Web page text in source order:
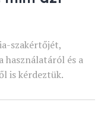
szakértőjét,
használatáról és a
is kérdeztük.